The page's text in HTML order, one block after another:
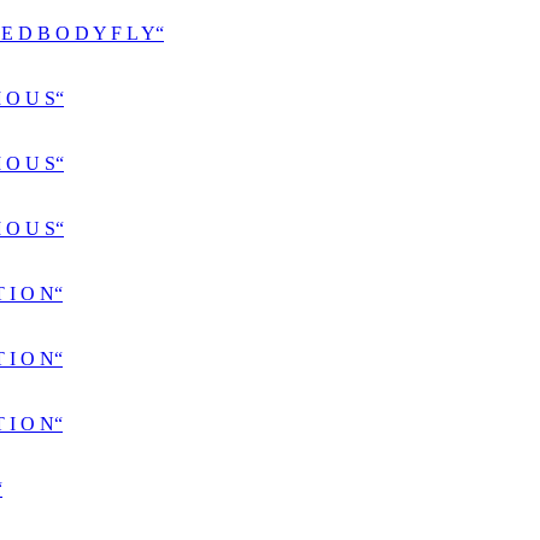
D B O D Y F L Y“
U S“
U S“
U S“
I O N“
I O N“
I O N“